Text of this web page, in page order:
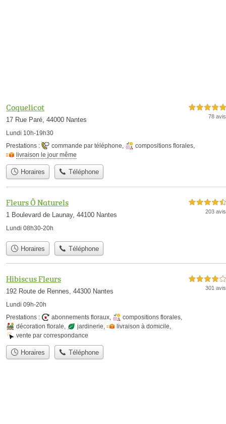
Coquelicot
17 Rue Paré, 44000 Nantes
Lundi 10h-19h30
5,0 étoiles sur 5
78 avis
Prestations : commande par téléphone, compositions florales,
livraison le jour même
Horaires Téléphone
Fleurs Ô Naturels
1 Boulevard de Launay, 44100 Nantes
Lundi 08h30-20h
4,5 étoiles sur 5
203 avis
Horaires Téléphone
Hibiscus Fleurs
192 Route de Rennes, 44300 Nantes
Lundi 09h-20h
4,0 étoiles sur 5
301 avis
Prestations : abonnements floraux, compositions florales,
décoration florale, jardinerie, livraison à domicile,
vente par correspondance
Horaires Téléphone